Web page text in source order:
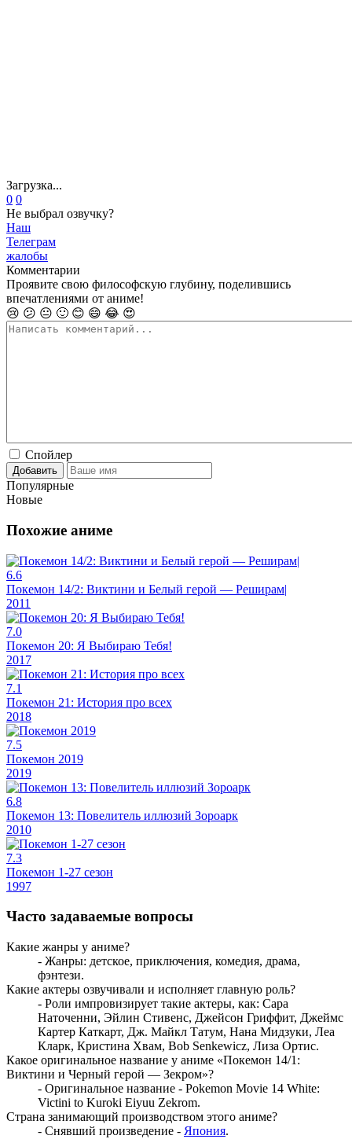
Загрузка...
0 0
Не выбрал озвучку?
Наш
Телеграм
жалобы
Комментарии
Проявите свою философскую глубину, поделившись
впечатлениями от аниме!
😢 😕 😐 🙂 😊 😄 😂 😍
Спойлер
Добавить
Популярные
Новые
Похожие аниме
6.6
Покемон 14/2: Виктини и Белый герой — Реширам|
2011
7.0
Покемон 20: Я Выбираю Тебя!
2017
7.1
Покемон 21: История про всех
2018
7.5
Покемон 2019
2019
6.8
Покемон 13: Повелитель иллюзий Зороарк
2010
7.3
Покемон 1-27 сезон
1997
Часто задаваемые вопросы
Какие жанры у аниме?
- Жанры: детское, приключения, комедия, драма,
фэнтези.
Какие актеры озвучивали и исполняет главную роль?
- Роли импровизирует такие актеры, как: Сара
Наточенни, Эйлин Стивенс, Джейсон Гриффит, Джеймс
Картер Каткарт, Дж. Майкл Татум, Нана Мидзуки, Леа
Кларк, Кристина Хвам, Bob Senkewicz, Лиза Ортис.
Какое оригинальное название у аниме «Покемон 14/1:
Виктини и Черный герой — Зекром»?
- Оригинальное название - Pokemon Movie 14 White:
Victini to Kuroki Eiyuu Zekrom.
Страна занимающий производством этого аниме?
- Снявший произведение - Япония.